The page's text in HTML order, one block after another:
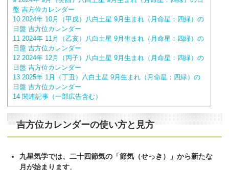
盤 吉方位カレンダー
10 2024年 10月（甲戌）八白土星 9月生まれ（月命星：四緑）の
日盤 吉方位カレンダー
11 2024年 11月（乙亥）八白土星 9月生まれ（月命星：四緑）の
日盤 吉方位カレンダー
12 2024年 12月（丙子）八白土星 9月生まれ（月命星：四緑）の
日盤 吉方位カレンダー
13 2025年 1月（丁丑）八白土星 9月生まれ（月命星：四緑）の
日盤 吉方位カレンダー
14 関連記事（一部広告含む）
吉方位カレンダーの使い方と見方
九星気学では、二十四節気の「節気（せっき）」から新たな
月が始まります。